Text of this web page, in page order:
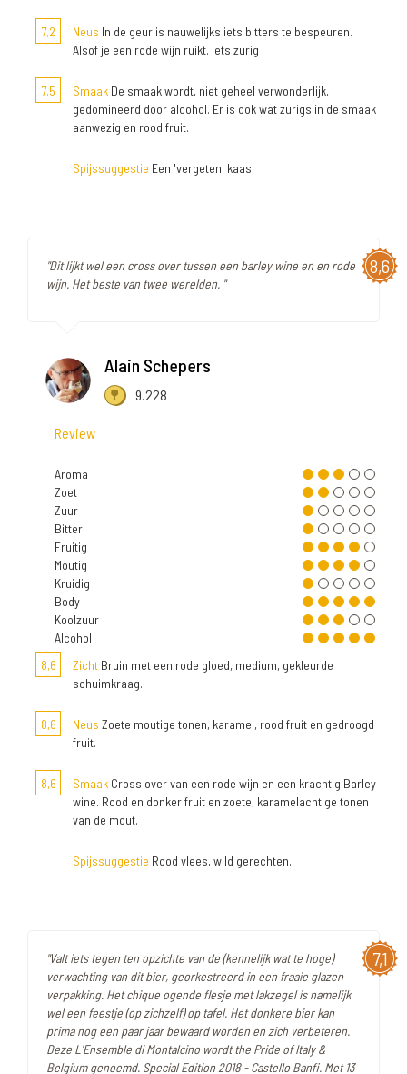
7,2 Neus In de geur is nauwelijks iets bitters te bespeuren.
Alsof je een rode wijn ruikt. iets zurig
7,5 Smaak De smaak wordt, niet geheel verwonderlijk,
gedomineerd door alcohol. Er is ook wat zurigs in de smaak
aanwezig en rood fruit.
Spijssuggestie Een 'vergeten' kaas
8,6
"Dit lijkt wel een cross over tussen een barley wine en en rode
wijn. Het beste van twee werelden. "
Alain Schepers
9.228
Review
Aroma
Zoet
Zuur
Bitter
Fruitig
Moutig
Kruidig
Body
Koolzuur
Alcohol
8,6
Zicht Bruin met een rode gloed, medium, gekleurde
schuimkraag.
8,6 Neus Zoete moutige tonen, karamel, rood fruit en gedroogd
fruit.
8,6 Smaak Cross over van een rode wijn en een krachtig Barley
wine. Rood en donker fruit en zoete, karamelachtige tonen
van de mout.
Spijssuggestie Rood vlees, wild gerechten.
7,1
"Valt iets tegen ten opzichte van de (kennelijk wat te hoge)
verwachting van dit bier, georkestreerd in een fraaie glazen
verpakking. Het chique ogende flesje met lakzegel is namelijk
wel een feestje (op zichzelf) op tafel. Het donkere bier kan
prima nog een paar jaar bewaard worden en zich verbeteren.
Deze L'Ensemble di Montalcino wordt the Pride of Italy &
Belgium genoemd. Special Edition 2018 - Castello Banfi. Met 13